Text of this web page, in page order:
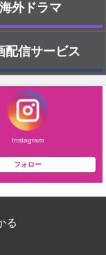
海外ドラマ
配信サービス
Instagram
フォロー
る